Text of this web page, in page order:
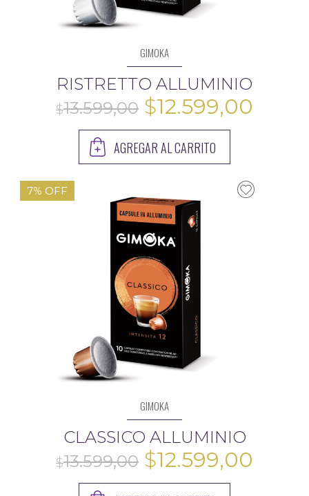
GIMOKA
RISTRETTO ALLUMINIO
El
precio
original
$13.599,00.
$12.599,00
es:
AGREGAR AL CARRITO
7% OFF
GIMOKA
CLASSICO ALLUMINIO
El
precio
$12.599,00